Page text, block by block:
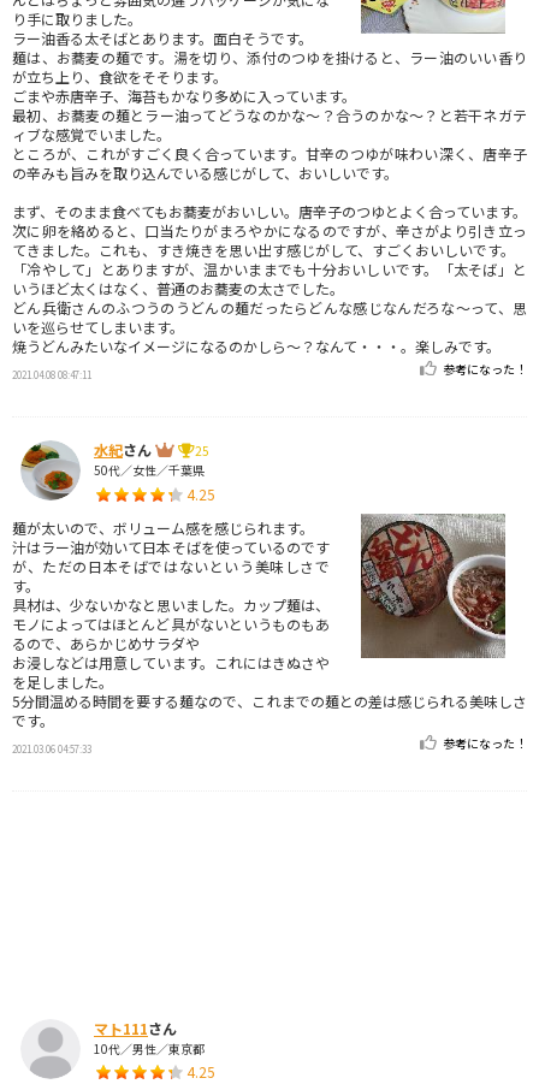
り手に取りました。
ラー油香る太そばとあります。面白そうです。
麺は、お蕎麦の麺です。湯を切り、添付のつゆを掛けると、ラー油のいい香り
が立ち上り、食欲をそそります。
ごまや赤唐辛子、海苔もかなり多めに入っています。
最初、お蕎麦の麺とラー油ってどうなのかな～？合うのかな～？と若干ネガテ
ィブな感覚でいました。
ところが、これがすごく良く合っています。甘辛のつゆが味わい深く、唐辛子
の辛みも旨みを取り込んでいる感じがして、おいしいです。
まず、そのまま食べてもお蕎麦がおいしい。唐辛子のつゆとよく合っています。
次に卵を絡めると、口当たりがまろやかになるのですが、辛さがより引き立っ
てきました。これも、すき焼きを思い出す感じがして、すごくおいしいです。
「冷やして」とありますが、温かいままでも十分おいしいです。「太そば」と
いうほど太くはなく、普通のお蕎麦の太さでした。
どん兵衛さんのふつうのうどんの麺だったらどんな感じなんだろな～って、思
いを巡らせてしまいます。
焼うどんみたいなイメージになるのかしら～？なんて・・・。楽しみです。
2021.04.08 08:47:11 参考になった！
水紀さん
25
50代／女性／千葉県
4.25
麺が太いので、ボリューム感を感じられます。
汁はラー油が効いて日本そばを使っているのです
が、ただの日本そばではないという美味しさで
す。
具材は、少ないかなと思いました。カップ麺は、
モノによってはほとんど具がないというものもあ
るので、あらかじめサラダや
お浸しなどは用意しています。これにはきぬさや
を足しました。
5分間温める時間を要する麺なので、これまでの麺との差は感じられる美味しさ
です。
2021.03.06 04:57:33 参考になった！
マト111さん
10代／男性／東京都
4.25